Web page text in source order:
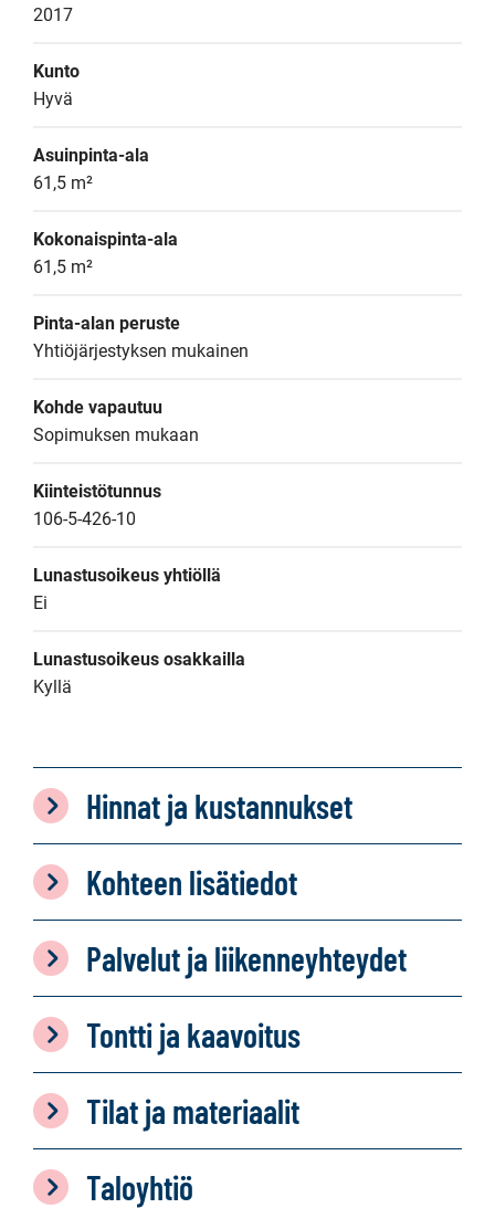
2017
Kunto
Hyvä
Asuinpinta-ala
61,5 m²
Kokonaispinta-ala
61,5 m²
Pinta-alan peruste
Yhtiöjärjestyksen mukainen
Kohde vapautuu
Sopimuksen mukaan
Kiinteistötunnus
106-5-426-10
Lunastusoikeus yhtiöllä
Ei
Lunastusoikeus osakkailla
Kyllä
Hinnat ja kustannukset
Kohteen lisätiedot
Palvelut ja liikenneyhteydet
Tontti ja kaavoitus
Tilat ja materiaalit
Taloyhtiö